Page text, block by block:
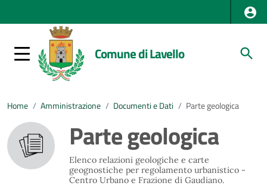
Comune di Lavello
Home / Amministrazione / Documenti e Dati / Parte geologica
Parte geologica
Elenco relazioni geologiche e carte
geognostiche per regolamento urbanistico -
Centro Urbano e Frazione di Gaudiano.